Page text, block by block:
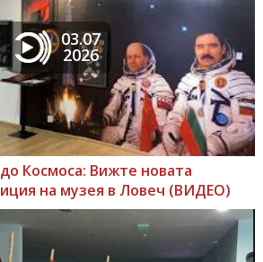
03.07
2026
Космоса: Вижте новата
на музея в Ловеч (ВИДЕО)